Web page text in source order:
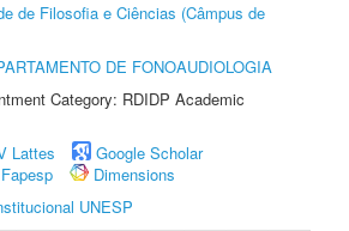
de Filosofia e Ciências (Câmpus de
DE FONOAUDIOLOGIA
Category: RDIDP Academic
Lattes
Google Scholar
Fapesp
Dimensions
UNESP